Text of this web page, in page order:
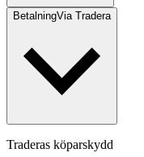
BetalningVia Tradera
Traderas köparskydd